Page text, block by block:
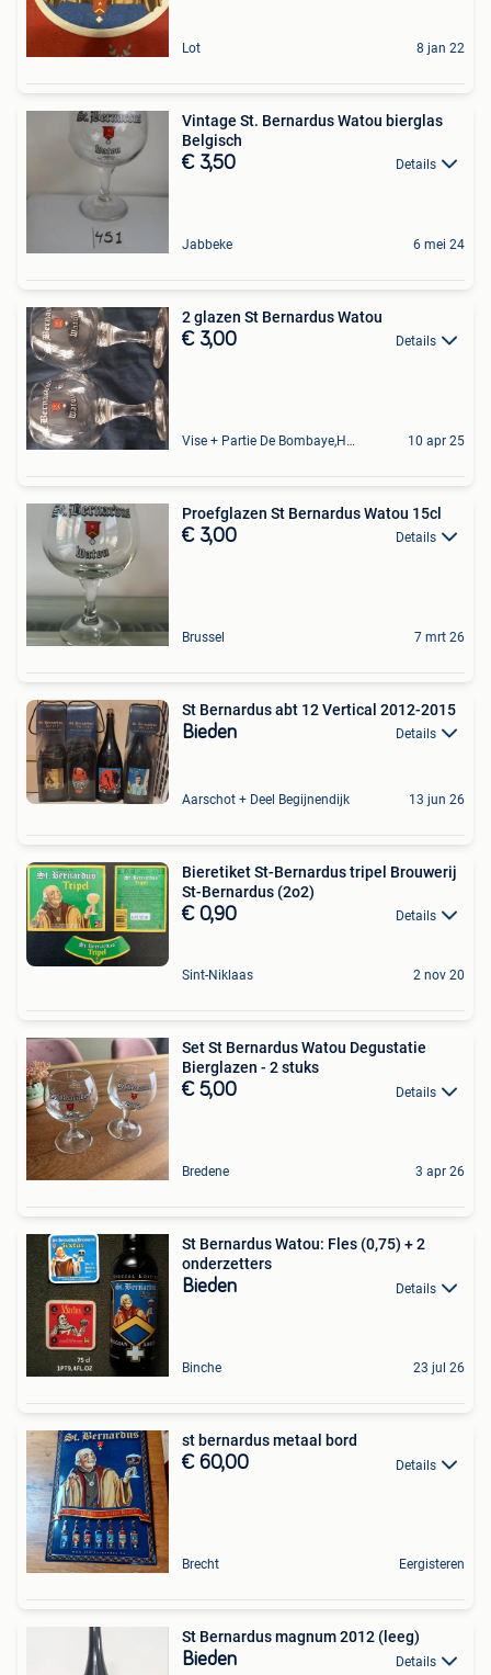
Lot 8 jan 22
Vintage St. Bernardus Watou bierglas
Belgisch
€ 3,50 Details
Jabbeke 6 mei 24
2 glazen St Bernardus Watou
€ 3,00 Details
Vise + Partie De Bombaye,Hac- Court, Hermalle-Ss-Argenteau 10 apr 25
Proefglazen St Bernardus Watou 15cl
€ 3,00 Details
Brussel 7 mrt 26
St Bernardus abt 12 Vertical 2012-2015
Bieden Details
Aarschot + Deel Begijnendijk 13 jun 26
Bieretiket St-Bernardus tripel Brouwerij
St-Bernardus (2o2)
€ 0,90 Details
Sint-Niklaas 2 nov 20
Set St Bernardus Watou Degustatie
Bierglazen - 2 stuks
€ 5,00 Details
Bredene 3 apr 26
St Bernardus Watou: Fles (0,75) + 2
onderzetters
Bieden Details
Binche 23 jul 26
st bernardus metaal bord
€ 60,00 Details
Brecht Eergisteren
St Bernardus magnum 2012 (leeg)
Bieden Details